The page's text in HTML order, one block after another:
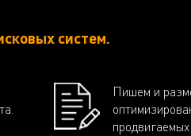
систем.
Пишем и